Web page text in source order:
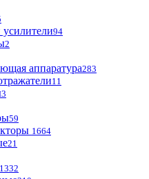
94
2
аппаратура283
11
3
59
1664
21
1332